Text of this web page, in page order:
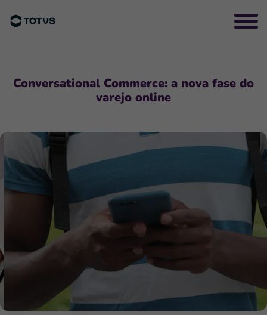
Conversational Commerce: a nova fase do
varejo online